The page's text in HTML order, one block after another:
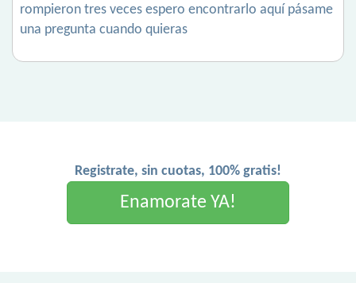
rompieron tres veces espero encontrarlo aquí pásame
una pregunta cuando quieras
Registrate, sin cuotas, 100% gratis!
Enamorate YA!